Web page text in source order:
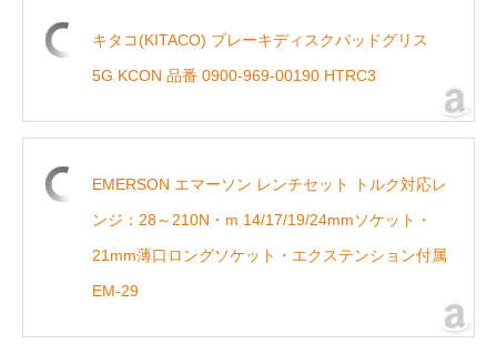
キタコ(KITACO) ブレーキディスクパッドグリス
5G KCON 品番 0900-969-00190 HTRC3
EMERSON エマーソン レンチセット トルク対応レ
ンジ：28～210N・m 14/17/19/24mmソケット・
21mm薄口ロングソケット・エクステンション付属
EM-29